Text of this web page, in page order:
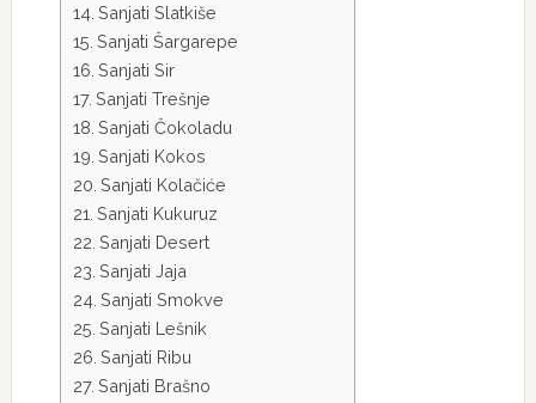
Sanjati Slatkiše
Sanjati Šargarepe
Sanjati Sir
Sanjati Trešnje
Sanjati Čokoladu
Sanjati Kokos
Sanjati Kolačiće
Sanjati Kukuruz
Sanjati Desert
Sanjati Jaja
Sanjati Smokve
Sanjati Lešnik
Sanjati Ribu
Sanjati Brašno